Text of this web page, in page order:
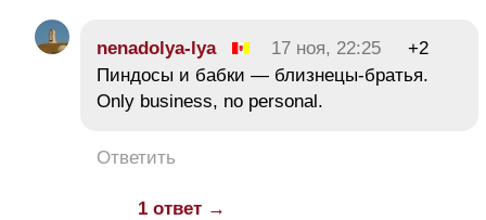
nenadolya-lya 17 ноя, 22:25
+2
Пиндосы и бабки — близнецы-братья.
Only business, no personal.
Ответить
1 ответ →